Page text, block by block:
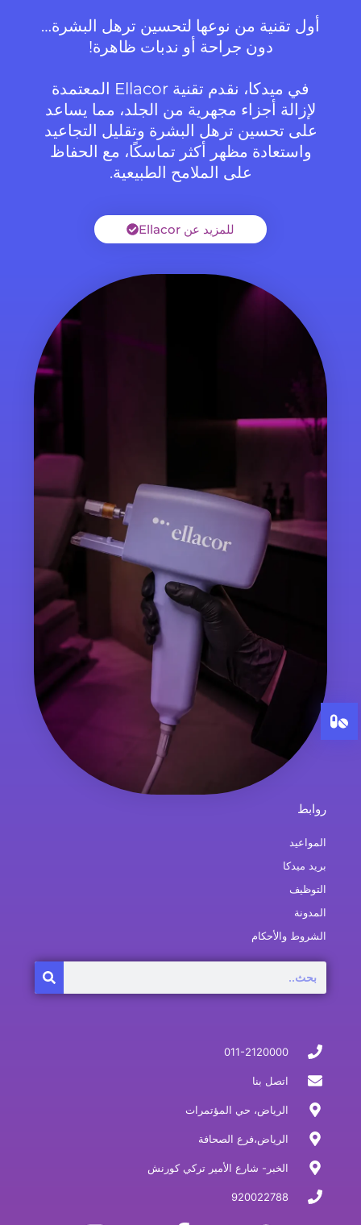
أول تقنية من نوعها لتحسين ترهل البشرة…
دون جراحة أو ندبات ظاهرة!
في ميدكا، نقدم تقنية Ellacor المعتمدة
لإزالة أجزاء مجهرية من الجلد، مما يساعد
على تحسين ترهل البشرة وتقليل التجاعيد
واستعادة مظهر أكثر تماسكًا، مع الحفاظ
على الملامح الطبيعية.
للمزيد عن Ellacor
011-2120000
اتصل بنا
الرياض، حي المؤتمرات
الرياض،فرع الصحافة
الخبر- شارع الأمير تركي كورنش
920022788
روابط
المواعيد
بريد ميدكا
التوظيف
المدونة
الشروط والأحكام